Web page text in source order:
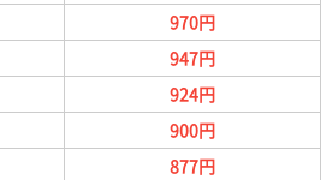
970円
947円
924円
900円
877円